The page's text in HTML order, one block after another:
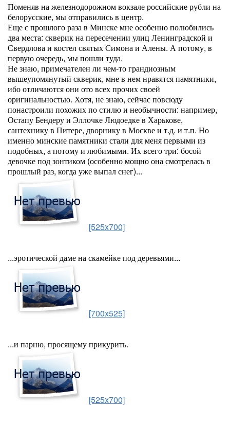
Поменяв на железнодорожном вокзале российские рубли на
белорусские, мы отправились в центр.
Еще с прошлого раза в Минске мне особенно полюбились
два места: скверик на пересечении улиц Ленинградской и
Свердлова и костел святых Симона и Алены. А потому, в
первую очередь, мы пошли туда.
Не знаю, примечателен ли чем-то грандиозным
вышеупомянутый скверик, мне в нем нравятся памятники,
ибо отличаются они ото всех прочих своей
оригинальностью. Хотя, не знаю, сейчас повсюду
понастроили похожих по стилю и необычности: например,
Остапу Бендеру и Эллочке Людоедке в Харькове,
сантехнику в Питере, дворнику в Москве и т.д. и т.п. Но
именно минские памятники стали для меня первыми из
подобных, а потому и любимыми. Их всего три: босой
девочке под зонтиком (особенно мощно она смотрелась в
прошлый раз, когда уже выпал снег)...
[525x700]
...эротической даме на скамейке под деревьями...
[700x525]
...и парню, просящему прикурить.
[525x700]